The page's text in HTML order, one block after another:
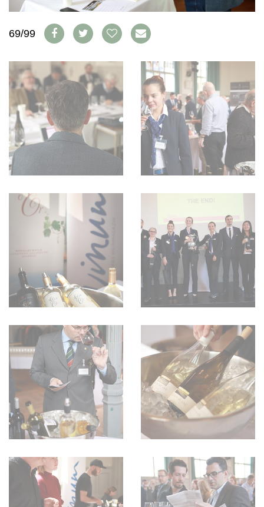
AUSGABE
ARCHIV
BÜCHER
WEINSZENE
VINOPHILES
ANMELDEN
GEWINNSPIELE
VORTEILSWELT
TRINKREIFETABELLE
ABO
WEINSUCHE
NEWSLETTER
WINE TRADE CLUB
WERBUNG
PRESSE
IMPRESSUM
69/99